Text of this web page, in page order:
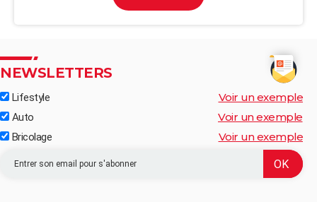
NEWSLETTERS
Lifestyle Voir un exemple
Auto Voir un exemple
Bricolage Voir un exemple